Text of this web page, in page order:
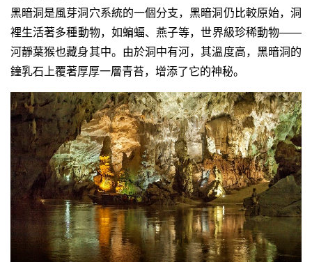
黑暗洞是風芽洞穴系統的一個分支，黑暗洞仍比較原始，洞
裡生活著多種動物，如蝙蝠、燕子等，世界級珍稀動物——
河靜葉猴也藏身其中。由於洞中有河，其溫度高，黑暗洞的
鐘乳石上覆著厚厚一層青苔，增添了它的神秘。